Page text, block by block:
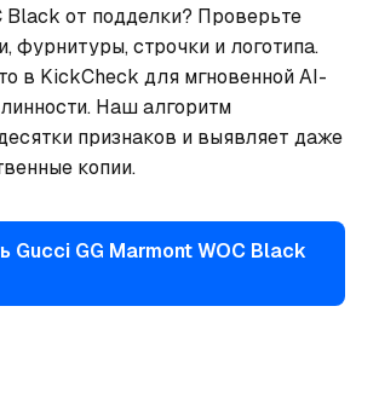
Black от подделки? Проверьте
фурнитуры, строчки и логотипа.
в KickCheck для мгновенной AI-
Наш алгоритм
признаков и выявляет даже
копии.
Gucci GG Marmont WOC Black